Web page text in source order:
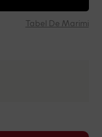
Tabel De Marimi